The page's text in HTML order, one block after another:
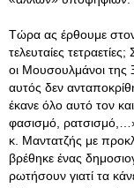
Τώρα ας έρθουμε
τελευταίες
οι Μουσουλμάνοι της
αυτός δεν
έκανε όλο αυτό τον
φασισμό, ρατσισμό,…»
κ. Μαντατζής με
βρέθηκε ένας
ρωτήσουν γιατί τα